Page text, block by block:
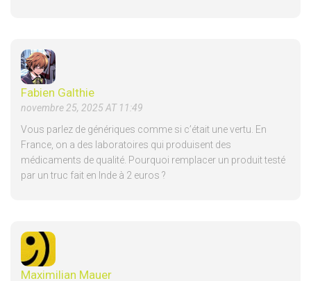
Fabien Galthie
novembre 25, 2025 AT 11:49
Vous parlez de génériques comme si c’était une vertu. En
France, on a des laboratoires qui produisent des
médicaments de qualité. Pourquoi remplacer un produit testé
par un truc fait en Inde à 2 euros ?
Maximilian Mauer